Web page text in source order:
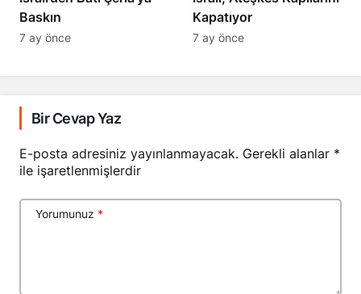
Baskın
7 ay önce
Kapatıyor
7 ay önce
Bir Cevap Yaz
E-posta adresiniz yayınlanmayacak. Gerekli alanlar *
ile işaretlenmişlerdir
Yorumunuz *